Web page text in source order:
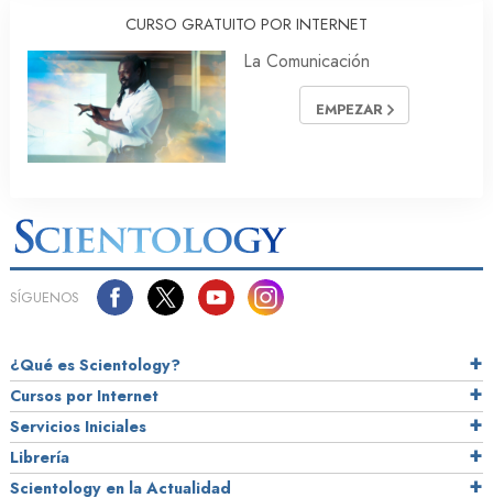
CURSO GRATUITO POR INTERNET
La Comunicación
EMPEZAR
SÍGUENOS
¿Qué es Scientology?
Cursos por Internet
Servicios Iniciales
Librería
Scientology en la Actualidad